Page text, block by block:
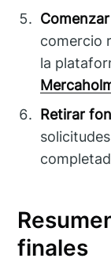
comercio
la
Retirar
finales